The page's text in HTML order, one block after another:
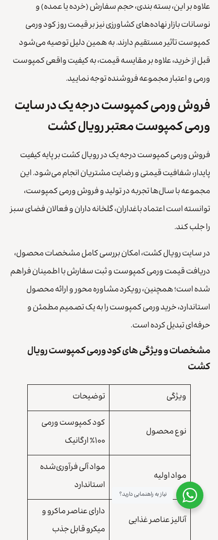
علاوه بر این، بسته بندی، حجم سفارش (خرده یا عمده) و
نوسانات بازار نهاده‌های کشاورزی نیز بر قیمت روز کود ورمی
کمپوست تأثیر مستقیم دارند. به همین دلیل توصیه می‌شود
قبل از خرید، علاوه بر مقایسه قیمت، به کیفیت واقعی کمپوست
ورمی و اعتبار مجموعه فروشنده توجه نمایید.
فروش ورمی کمپوست درجه یک در سایت
ورمی کمپوست معتبر رویال کشت
فروش ورمی کمپوست درجه یک در رویال کشت بر پایه کیفیت
پایدار، شفافیت قیمتی و رضایت مشتریان انجام می‌شود. این
مجموعه با سال‌ها تجربه در تولید و فروش ورمی کمپوست،
توانسته است اعتماد باغداران، گلخانه داران و فعالان فضای سبز
را جلب کند.
در سایت رویال کشت، امکان بررسی کامل مشخصات محصول،
دریافت قیمت ورمی کمپوست و ثبت سفارش با اطمینان فراهم
شده است؛ همچنین، رویکرد مشاوره محور و ارائه محصول
استاندارد، خرید ورمی کمپوست را به یک تصمیم مطمئن و
حرفه‌ای تبدیل کرده است.
مشخصات و ویژگی های کود ورمی کمپوست رویال
کشت
ویژگی توضیحات
نوع محصول
کود کمپوست ورمی
۱۰۰٪ ارگانیک
مواد اولیه
مواد آلی فرآوری‌شده
استاندارد
آنالیز عناصر غذایی
دارای عناصر ماکرو و
میکرو قابل جذب
نیاز به راهنمایی دارید؟